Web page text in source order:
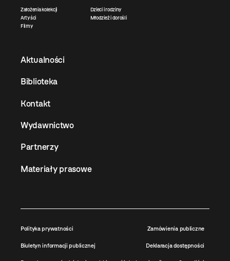
Założenia kolekcji
Artyści
Filmy
Dzieci i rodziny
Młodzież i dorośli
Aktualności
Biblioteka
Kontakt
Wydawnictwo
Partnerzy
Materiały prasowe
Polityka prywatności Zamówienia publiczne
Biuletyn informacji publicznej Deklaracja dostępności